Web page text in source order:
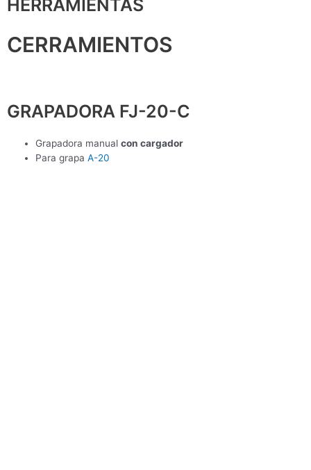
HERRAMIENTAS
CERRAMIENTOS
GRAPADORA FJ-20-C
Grapadora manualcon cargador
Para grapaA-20